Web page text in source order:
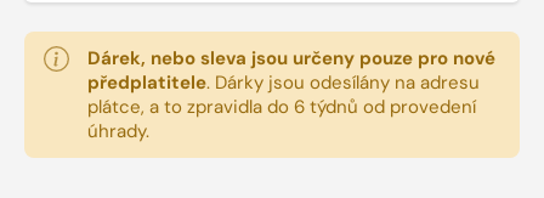
Dárek, nebo sleva jsou určeny pouze pro nové
předplatitele. Dárky jsou odesílány na adresu
plátce, a to zpravidla do 6 týdnů od provedení
úhrady.